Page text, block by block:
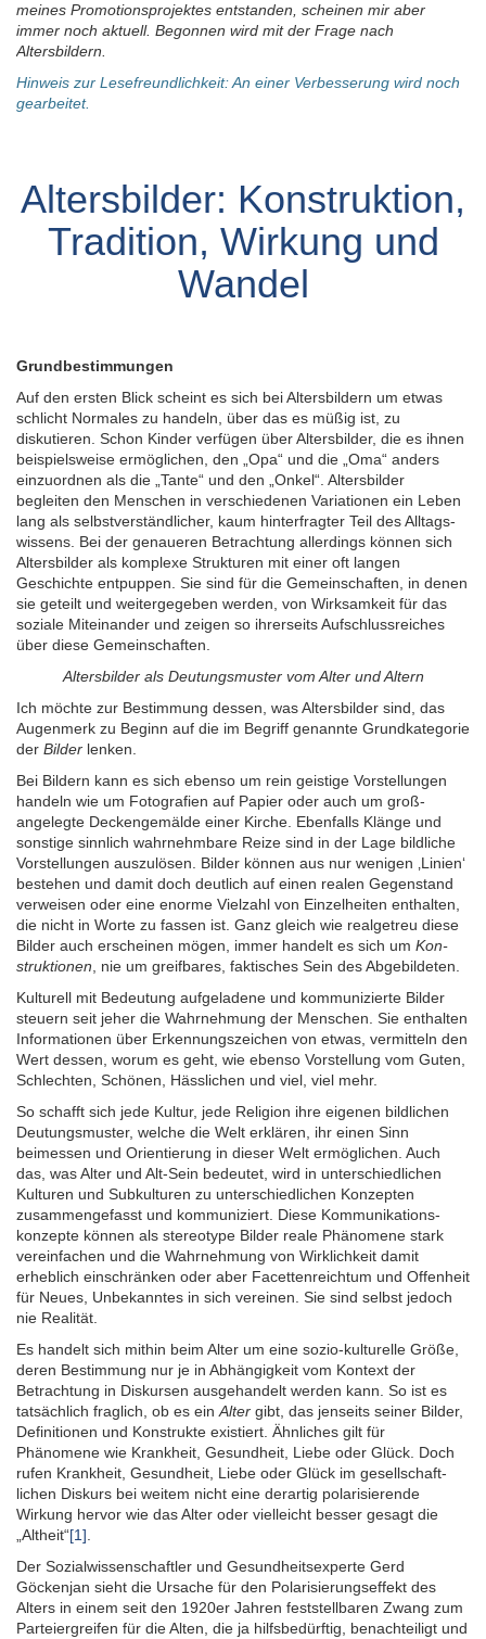
meines Promotionsprojektes entstanden, scheinen mir aber
immer noch aktuell. Begonnen wird mit der Frage nach
Altersbildern.
Hinweis zur Lesefreundlichkeit: An einer Verbesserung wird noch
gearbeitet.
Altersbilder: Konstruktion,
Tradition, Wirkung und
Wandel
Grundbestimmungen
Auf den ersten Blick scheint es sich bei Alters­bildern um etwas
schlicht Normales zu handeln, über das es müßig ist, zu
diskutieren. Schon Kinder verfügen über Alters­bilder, die es ihnen
beispiels­weise ermöglichen, den „Opa“ und die „Oma“ anders
einzuordnen als die „Tante“ und den „Onkel“. Alters­bilder
begleiten den Menschen in verschie­denen Variationen ein Leben
lang als selbstver­ständlicher, kaum hinterfragter Teil des Alltags­
wissens. Bei der genaueren Betrachtung allerdings können sich
Altersbilder als komplexe Strukturen mit einer oft langen
Geschichte entpuppen. Sie sind für die Gemeinschaften, in denen
sie geteilt und weitergegeben werden, von Wirksamkeit für das
soziale Miteinander und zeigen so ihrerseits Aufschlussreiches
über diese Gemeinschaften.
Altersbilder als Deutungs­muster vom Alter und Altern
Ich möchte zur Bestimmung dessen, was Altersbilder sind, das
Augen­merk zu Beginn auf die im Begriff genannte Grund­kategorie
der Bilder lenken.
Bei Bildern kann es sich ebenso um rein geistige Vor­stellungen
handeln wie um Fotografien auf Papier oder auch um groß­
angelegte Decken­gemälde einer Kirche. Ebenfalls Klänge und
sonstige sinnlich wahrnehm­bare Reize sind in der Lage bildliche
Vor­stellungen auszulösen. Bilder können aus nur wenigen ‚Linien‘
bestehen und damit doch deutlich auf einen realen Gegen­stand
verweisen oder eine enorme Viel­zahl von Einzel­heiten enthalten,
die nicht in Worte zu fassen ist. Ganz gleich wie realgetreu diese
Bilder auch erscheinen mögen, immer handelt es sich um Kon­
struktionen , nie um greifbares, faktisches Sein des Abge­bildeten.
Kulturell mit Bedeutung aufge­ladene und kommunizierte Bilder
steuern seit jeher die Wahr­nehmung der Menschen. Sie enthalten
Informationen über Erkennungs­zeichen von etwas, vermitteln den
Wert dessen, worum es geht, wie ebenso Vorstellung vom Guten,
Schlechten, Schönen, Hässlichen und viel, viel mehr.
So schafft sich jede Kultur, jede Religion ihre eigenen bildlichen
Deutungs­muster, welche die Welt erklären, ihr einen Sinn
beimessen und Orientierung in dieser Welt ermöglichen. Auch
das, was Alter und Alt-Sein bedeutet, wird in unterschied­lichen
Kulturen und Sub­kulturen zu unterschied­lichen Konzepten
zusammen­gefasst und kommuniziert. Diese Kommunikations­
konzepte können als stereotype Bilder reale Phänomene stark
vereinfachen und die Wahr­nehmung von Wirklich­keit damit
erheblich einschränken oder aber Facetten­reichtum und Offenheit
für Neues, Unbe­kanntes in sich vereinen. Sie sind selbst jedoch
nie Realität.
Es handelt sich mithin beim Alter um eine sozio-kulturelle Größe,
deren Bestimmung nur je in Abhängig­keit vom Kontext der
Betrachtung in Diskursen ausge­handelt werden kann. So ist es
tatsächlich fraglich, ob es ein Alter gibt, das jenseits seiner Bilder,
Definitionen und Kon­strukte existiert. Ähnliches gilt für
Phänomene wie Krankheit, Gesund­heit, Liebe oder Glück. Doch
rufen Krankheit, Gesundheit, Liebe oder Glück im gesellschaft­
lichen Diskurs bei weitem nicht eine derartig polarisierende
Wirkung hervor wie das Alter oder vielleicht besser gesagt die
„Altheit“[1]
Der Sozial­wissenschaftler und Gesund­heits­experte Gerd
Göckenjan sieht die Ursache für den Polarisierungs­effekt des
Alters in einem seit den 1920er Jahren feststellbaren Zwang zum
Partei­ergreifen für die Alten, die ja hilfsbedürftig, benach­teiligt und